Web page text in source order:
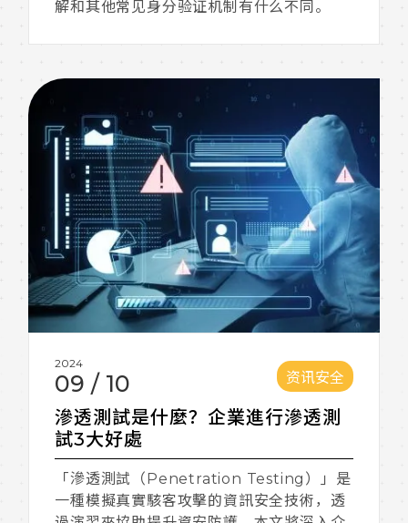
解和其他常见身分验证机制有什么不同。
2024
09/ 10 资讯安全
滲透測試是什麼？企業進行滲透測
試3大好處
「滲透測試（Penetration Testing）」是
一種模擬真實駭客攻擊的資訊安全技術，透